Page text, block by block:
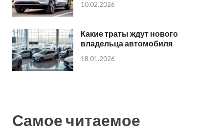
10.02.2026
Какие траты ждут нового
владельца автомобиля
18.01.2026
Самое читаемое